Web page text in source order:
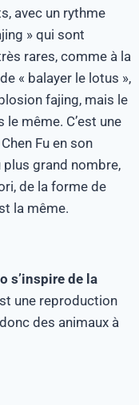
avec un rythme
» qui sont
rares, comme à la
« balayer le lotus »,
fajing, mais le
même. C’est une
Fu en son
grand nombre,
de la forme de
la même.
s’inspire de la
une reproduction
des animaux à